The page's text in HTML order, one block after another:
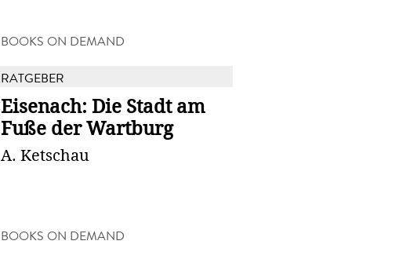
BOOKS ON DEMAND
RATGEBER
Eisenach: Die Stadt am
Fuße der Wartburg
A. Ketschau
BOOKS ON DEMAND